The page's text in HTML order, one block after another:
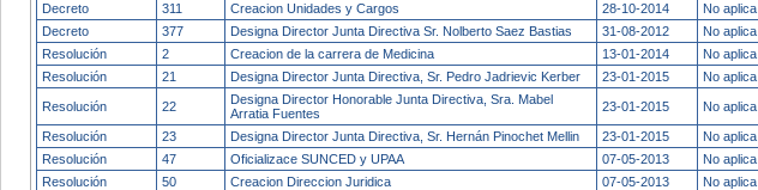
Decreto
311 Creacion Unidades y Cargos 28-10-2014 No aplica
Decreto
377 Designa Director Junta Directiva Sr. Nolberto Saez Bastias 31-08-2012 No aplica
Resolución
2 Creacion de la carrera de Medicina 13-01-2014 No aplica
Resolución
21 Designa Director Junta Directiva, Sr. Pedro Jadrievic Kerber 23-01-2015 No aplica
Resolución 22
Designa Director Honorable Junta Directiva, Sra. Mabel
Arratia Fuentes
23-01-2015 No aplica
Resolución 23 Designa Director Junta Directiva, Sr. Hernán Pinochet Mellin 23-01-2015 No aplica
Resolución
47 Oficializace SUNCED y UPAA 07-05-2013 No aplica
Resolución
50 Creacion Direccion Juridica 07-05-2013 No aplica